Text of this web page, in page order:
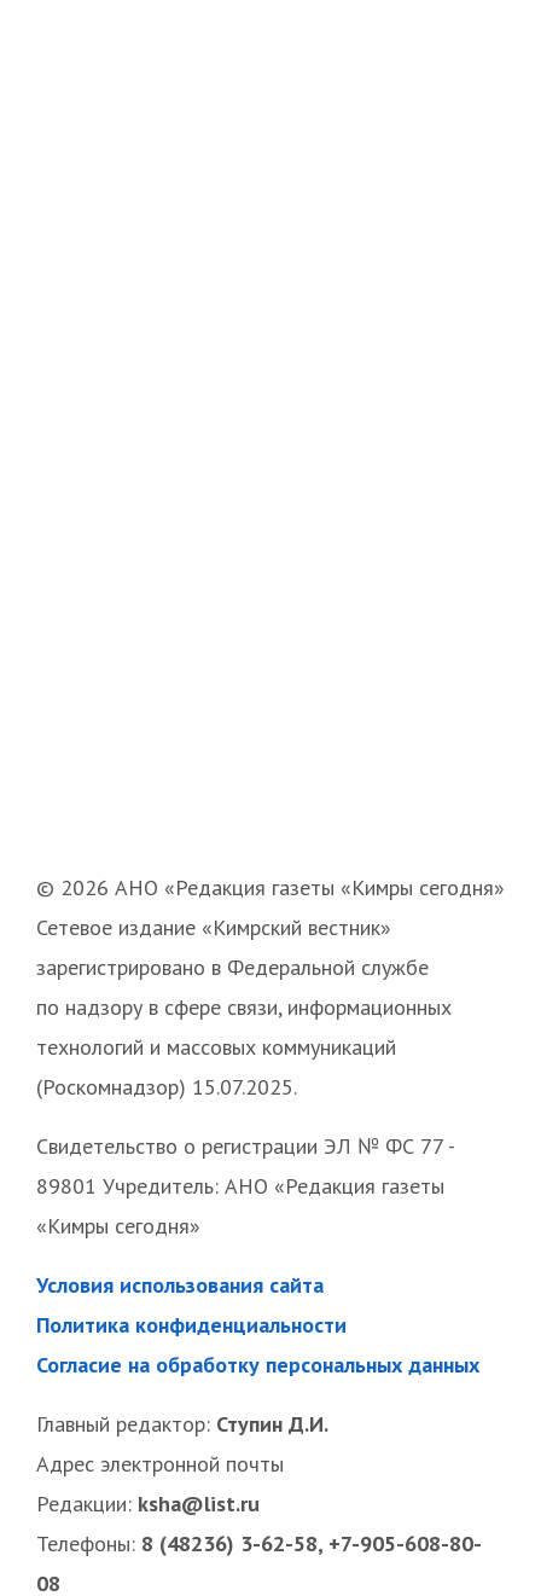
© 2026 АНО «Редакция газеты «Кимры сегодня»
Сетевое издание «Кимрский вестник»
зарегистрировано в Федеральной службе
по надзору в сфере связи, информационных
технологий и массовых коммуникаций
(Роскомнадзор) 15.07.2025.
Свидетельство о регистрации ЭЛ № ФС 77 -
89801 Учредитель: АНО «Редакция газеты
«Кимры сегодня»
Условия использования сайта
Политика конфиденциальности
Согласие на обработку персональных данных
Главный редактор: Ступин Д.И.
Адрес электронной почты
Редакции: ksha@list.ru
Телефоны: 8 (48236) 3-62-58, +7-905-608-80-
08